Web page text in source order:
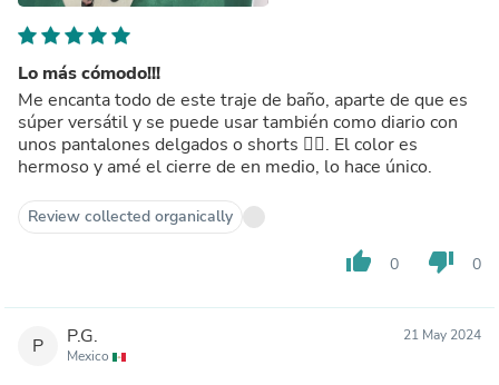
Lo más cómodo!!!
Me encanta todo de este traje de baño, aparte de que es
súper versátil y se puede usar también como diario con
unos pantalones delgados o shorts 👌🏽. El color es
hermoso y amé el cierre de en medio, lo hace único.
Review collected organically
thumb_up 0 thumb_down 0
P P.G.
Mexico
21 May 2024